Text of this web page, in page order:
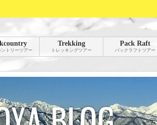
トリーツアー
Trekking
トレッキングツアー
Pack Raft
パックラフトツアー